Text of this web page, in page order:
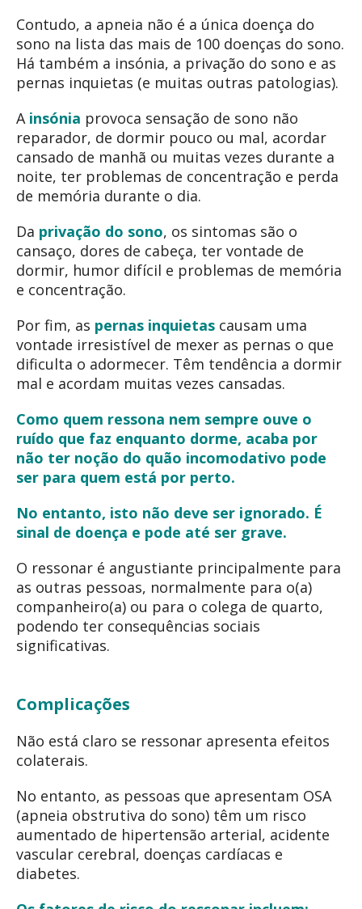
Contudo, a apneia não é a única doença do
sono na lista das mais de 100 doenças do sono.
Há também a insónia, a privação do sono e as
pernas inquietas (e muitas outras patologias).
A insónia provoca sensação de sono não
reparador, de dormir pouco ou mal, acordar
cansado de manhã ou muitas vezes durante a
noite, ter problemas de concentração e perda
de memória durante o dia.
Da privação do sono, os sintomas são o
cansaço, dores de cabeça, ter vontade de
dormir, humor difícil e problemas de memória
e concentração.
Por fim, as pernas inquietas causam uma
vontade irresistível de mexer as pernas o que
dificulta o adormecer. Têm tendência a dormir
mal e acordam muitas vezes cansadas.
Como quem ressona nem sempre ouve o
ruído que faz enquanto dorme, acaba por
não ter noção do quão incomodativo pode
ser para quem está por perto.
No entanto, isto não deve ser ignorado. É
sinal de doença e pode até ser grave.
O ressonar é angustiante principalmente para
as outras pessoas, normalmente para o(a)
companheiro(a) ou para o colega de quarto,
podendo ter consequências sociais
significativas.
Complicações
Não está claro se ressonar apresenta efeitos
colaterais.
No entanto, as pessoas que apresentam OSA
(apneia obstrutiva do sono) têm um risco
aumentado de hipertensão arterial, acidente
vascular cerebral, doenças cardíacas e
diabetes.